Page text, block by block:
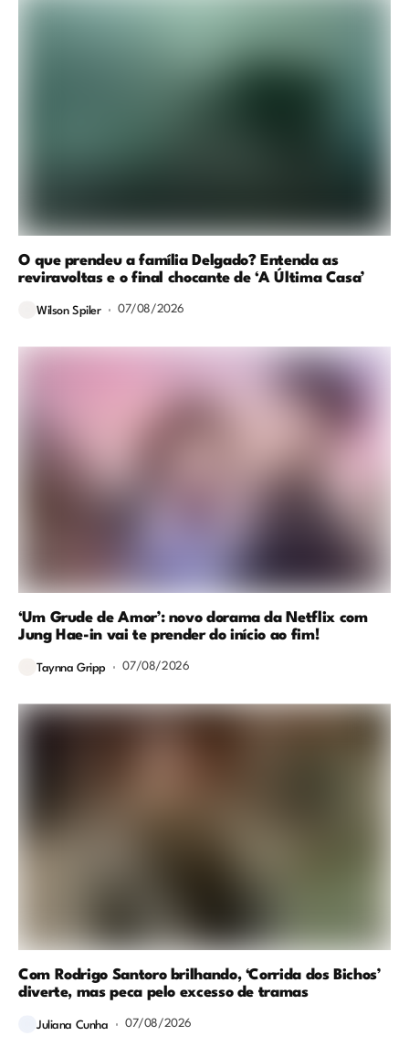
O que prendeu a família Delgado? Entenda as
reviravoltas e o final chocante de ‘A Última Casa’
Wilson Spiler 07/08/2026
‘Um Grude de Amor’: novo dorama da Netflix com
Jung Hae-in vai te prender do início ao fim!
Taynna Gripp 07/08/2026
Com Rodrigo Santoro brilhando, ‘Corrida dos Bichos’
diverte, mas peca pelo excesso de tramas
Juliana Cunha 07/08/2026